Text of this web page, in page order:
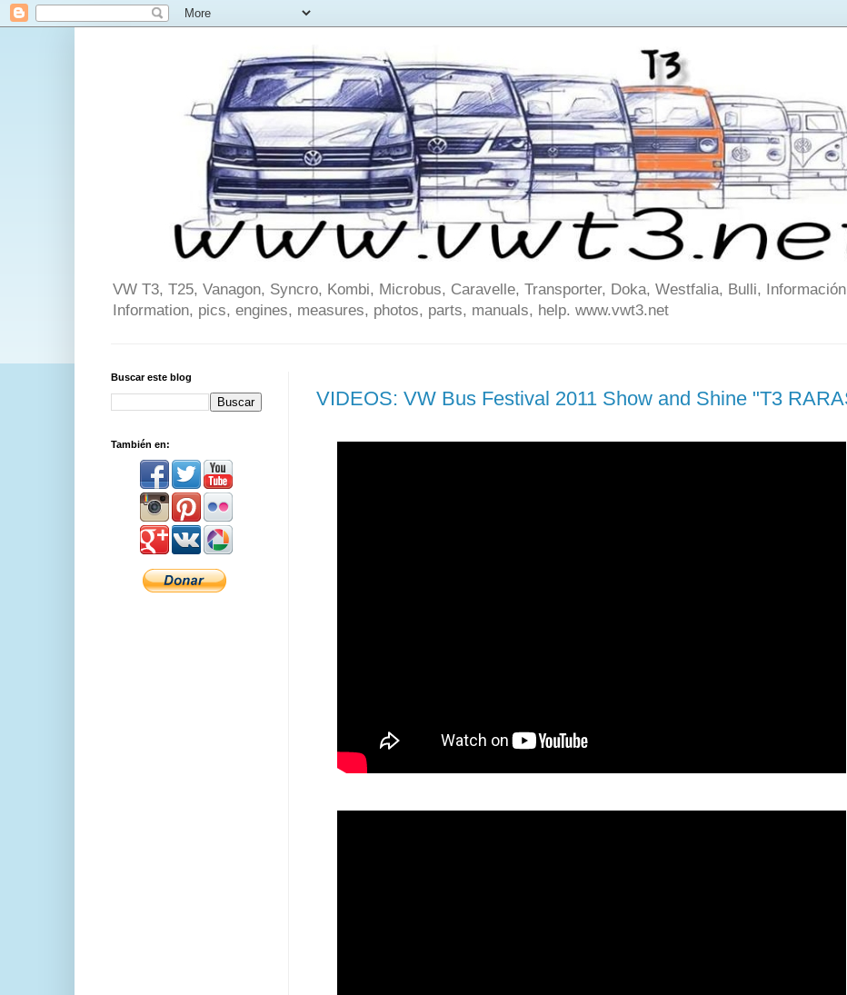
VW T3, T25, Vanagon, Syncro, Kombi, Microbus, Caravelle, Transporter, Doka, Westfalia, Bulli,
Information, pics, engines, measures, photos, parts, manuals, help. www.vwt3.net
VIDEOS: VW Bus Festival 2011 Show and Shine "T3
Buscar este blog
También en: